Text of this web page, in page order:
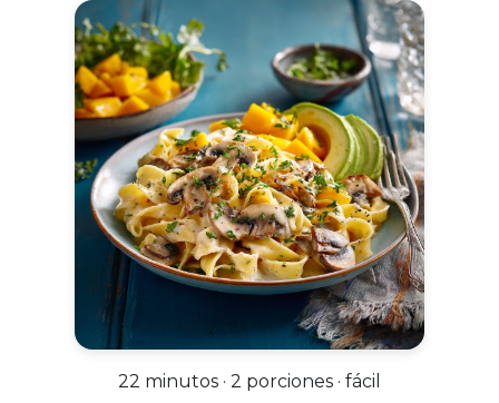
22 minutos · 2 porciones · fácil